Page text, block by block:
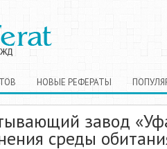
НОВЫЕ РЕФЕРАТЫ
завод
среды